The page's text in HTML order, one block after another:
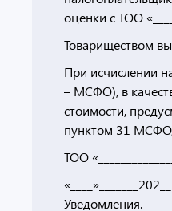
оценки с ТОО
Товариществом
При исчислении
– МСФО), в
стоимости,
пунктом 31 МСФО,
ТОО
Уведомления.